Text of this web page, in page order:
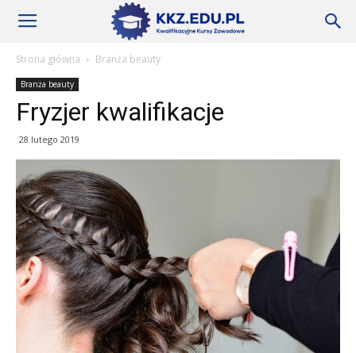
Szkoły
KKZ
Aktualności
Strona główna Branża beauty
Branża beauty
Fryzjer kwalifikacje
28 lutego 2019